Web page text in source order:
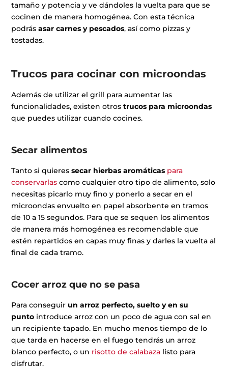
tamaño y potencia y ve dándoles la vuelta para que se
cocinen de manera homogénea. Con esta técnica
podrásasar carnes y pescados, así como pizzas y
tostadas.
Trucos para cocinar con microondas
Además de utilizar el grill para aumentar las
funcionalidades, existen otrostrucos para microondas
que puedes utilizar cuando cocines.
Secar alimentos
Tanto si quieressecar hierbas aromáticas para
conservarlas como cualquier otro tipo de alimento, solo
necesitas picarlo muy fino y ponerlo a secar en el
microondas envuelto en papel absorbente en tramos
de 10 a 15 segundos. Para que se sequen los alimentos
de manera más homogénea es recomendable que
estén repartidos en capas muy finas y darles la vuelta al
final de cada tramo.
Cocer arroz que no se pasa
Para conseguir un arroz perfecto, suelto y en su
punto introduce arroz con un poco de agua con sal en
un recipiente tapado. En mucho menos tiempo de lo
que tarda en hacerse en el fuego tendrás un arroz
blanco perfecto, o un risotto de calabaza listo para
disfrutar.